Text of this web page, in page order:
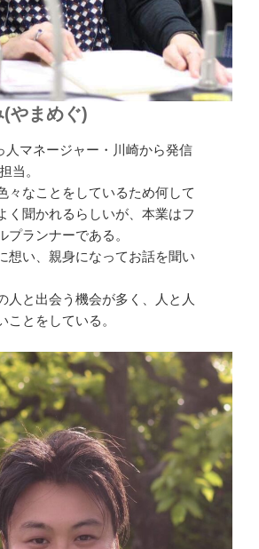
やまめぐ)
人マネージャー・川崎から発信
当。
々なことをしているため何して
く聞かれるらしいが、本業はフ
プランナーである。
想い、親身になってお話を聞い
人と出会う機会が多く、人と人
ことをしている。